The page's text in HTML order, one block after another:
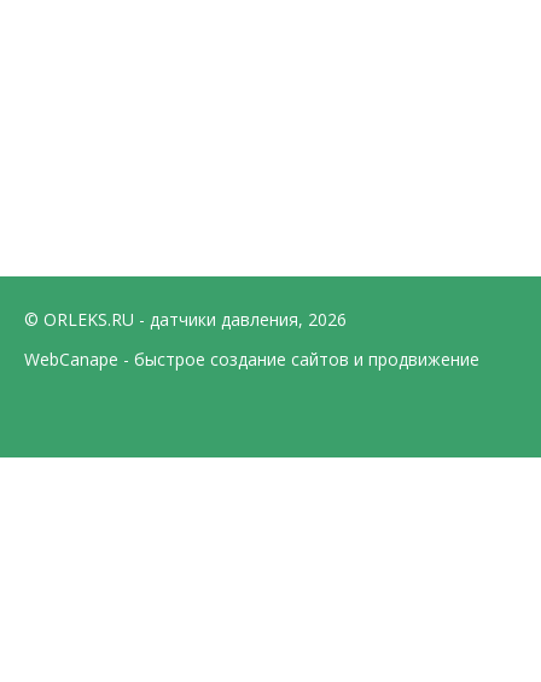
© ORLEKS.RU - датчики давления, 2026
WebCanape - быстрое создание сайтов и продвижение